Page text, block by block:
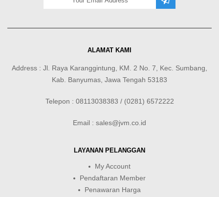
ALAMAT KAMI
Address : Jl. Raya Karanggintung, KM. 2 No. 7, Kec. Sumbang,
Kab. Banyumas, Jawa Tengah 53183
Telepon : 08113038383 / (0281) 6572222
Email : sales@jvm.co.id
LAYANAN PELANGGAN
My Account
Pendaftaran Member
Penawaran Harga